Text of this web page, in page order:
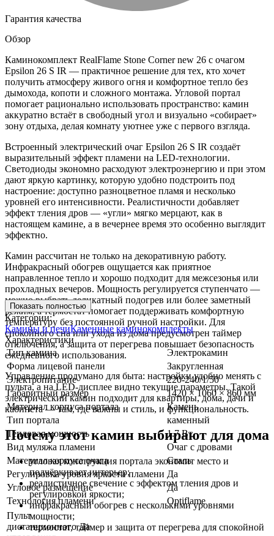
Гарантия качества
Обзор
Каминокомплект RealFlame Stone Corner new 26 с очагом
Epsilon 26 S IR — практичное решение для тех, кто хочет
получить атмосферу живого огня и комфортное тепло без
дымохода, копоти и сложного монтажа. Угловой портал
помогает рационально использовать пространство: камин
аккуратно встаёт в свободный угол и визуально «собирает»
зону отдыха, делая комнату уютнее уже с первого взгляда.
Встроенный электрический очаг Epsilon 26 S IR создаёт
выразительный эффект пламени на LED-технологии.
Светодиоды экономно расходуют электроэнергию и при этом
дают яркую картинку, которую удобно подстроить под
настроение: доступно разноцветное пламя и несколько
уровней его интенсивности. Реалистичности добавляет
эффект тления дров — «угли» мягко мерцают, как в
настоящем камине, а в вечернее время это особенно выглядит
эффектно.
Камин рассчитан не только на декоративную работу.
Инфракрасный обогрев ощущается как приятное
направленное тепло и хорошо подходит для межсезонья или
прохладных вечеров. Мощность регулируется ступенчато —
можно выбрать деликатный подогрев или более заметный
режим, а термостат помогает поддерживать комфортную
температуру без постоянной ручной настройки. Для
спокойного сна или ухода из дома предусмотрен таймер
отключения, а защита от перегрева повышает безопасность
ежедневного использования.
Управление продумано для быта: настройки удобно менять с
пульта, а на LED-дисплее видно текущие параметры. Такой
электрический камин подходит для квартиры, дома, дачи и
кабинета — там, где важны и стиль, и функциональность.
Почему этот камин выбирают для дома
угловая конструкция портала экономит место и
подчёркивает интерьер;
реалистичное свечение с эффектом тления дров и
регулировкой яркости;
инфракрасный обогрев с несколькими уровнями
мощности;
термостат, таймер и защита от перегрева для спокойной
Показать полностью
Категории:
Камины и печиКаменные каминокомплекты
Характеристики
Тип камина
Электрокамин
Форма лицевой панели
Закругленная
Электропитание
220-240/1/50
Габаритный размер
1420 × 1060 × 860 мм
Материал корпуса портала
Камень
Тип портала
каменный
Тепловая мощность
1.7 Вт
Вид муляжа пламени
Очаг с дровами
Материал корпуса очага
Сталь
Регулировка уровня яркости пламени Да
Угловое размещение
Да
Технология пламени
Optiflame
Пульт
дистанционного Да